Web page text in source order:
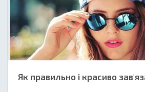
Як правильно і красиво